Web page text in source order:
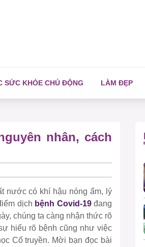
SỨC KHỎE CHỦ ĐỘNG LÀM ĐẸP
nhân, cách
nước có khí hậu nóng ẩm, lý
dịch bệnh Covid-19đang
chúng ta càng nhận thức rõ
hiểu rõ bệnh cũng như việc
Cổ truyền. Mời bạn đọc bài